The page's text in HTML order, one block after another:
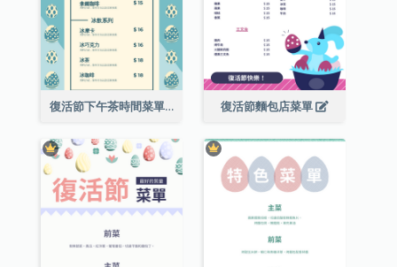
復活節下午茶時間菜單 復活節麵包店菜單